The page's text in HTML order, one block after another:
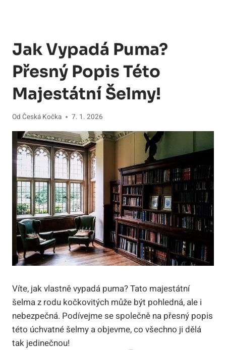
Jak Vypadá Puma?
Přesný Popis Této
Majestátní Šelmy!
Od Česká Kočka 7. 1. 2026
Víte, jak vlastně vypadá puma? Tato majestátní
šelma z rodu kočkovitých může být pohledná, ale i
nebezpečná. Podívejme se společně na přesný popis
této úchvatné šelmy a objevme, co všechno ji dělá
tak jedinečnou!